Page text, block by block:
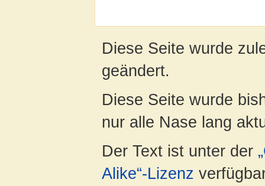
Diese Seite wurde
geändert.
Diese Seite wurde
nur alle Nase lang
Der Text ist unter der
Alike“-Lizenz